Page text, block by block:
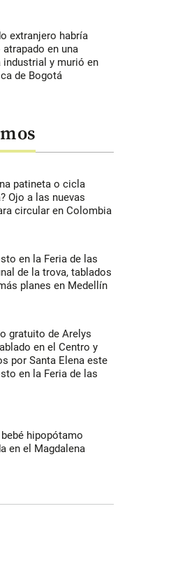
extranjero habría
atrapado en una
industrial y murió en
de Bogotá
patineta o cicla
Ojo a las nuevas
circular en Colombia
en la Feria de las
de la trova, tablados
planes en Medellín
gratuito de Arelys
en el Centro y
por Santa Elena este
en la Feria de las
hipopótamo
en el Magdalena